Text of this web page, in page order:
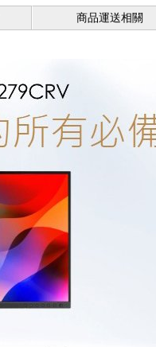
商品運送相關